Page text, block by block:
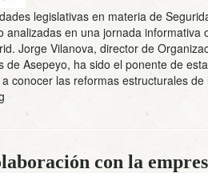
legislativas en materia de
analizadas en una jornada informativa
Jorge Vilanova, director de
de Asepeyo, ha sido el ponente de
a conocer las reformas estructurales
con la